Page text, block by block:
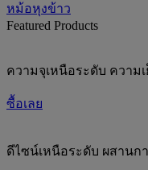
หม้อหุงข้าว
Featured Products
ความจุเหนือระดับ ความ
ซื้อเลย
ดีไซน์เหนือระดับ ผสานก